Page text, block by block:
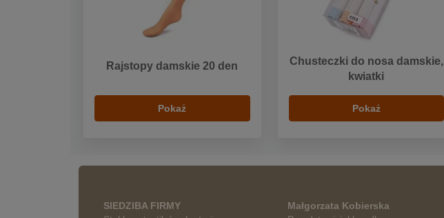
Rajstopy damskie 20 den
Pokaż
Chusteczki do nosa damskie,
kwiatki
Pokaż
SIEDZIBA FIRMY
Małgorzata Kobierska